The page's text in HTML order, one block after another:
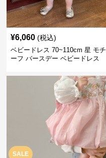
¥6,060 (税込)
ベビードレス 70~110cm 星 モチ
ーフ バースデー ベビードレス
デー
SALE